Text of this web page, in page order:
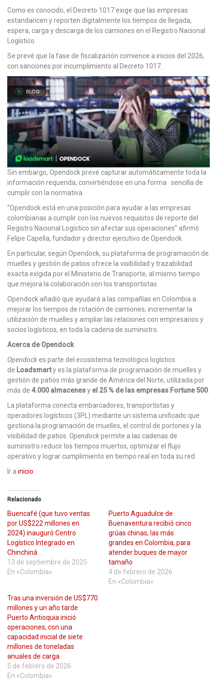
Como es conocido, el Decreto 1017 exige que las empresas
estandaricen y reporten digitalmente los tiempos de llegada,
espera, carga y descarga de los camiones en el Registro Nacional
Logístico.
Se prevé que la fase de fiscalización comience a inicios del 2026,
con sanciones por incumplimiento al Decreto 1017.
Sin embargo, Opendock prevé capturar automáticamente toda la
información requerida, convirtiéndose en una forma sencilla de
cumplir con la normativa.
“Opendock está en una posición para ayudar a las empresas
colombianas a cumplir con los nuevos requisitos de reporte del
Registro Nacional Logístico sin afectar sus operaciones” afirmó
Felipe Capella, fundador y director ejecutivo de Opendock.
En particular, según Opendock, su plataforma de programación de
muelles y gestión de patios ofrece la visibilidad y trazabilidad
exacta exigida por el Ministerio de Transporte, al mismo tiempo
que mejora la colaboración con los transportistas.
Opendock añadió que ayudará a las compañías en Colombia a
mejorar los tiempos de rotación de camiones, incrementar la
utilización de muelles y ampliar las relaciones con empresarios y
socios logísticos, en toda la cadena de suministro.
Acerca de Opendock
Opendockes parte del ecosistema tecnológico logístico
de Loadsmarty es la plataforma de programación de muelles y
gestión de patios más grande de América del Norte, utilizada por
más de 4.000 almacenesy el 25 % de las empresas Fortune 500.
La plataforma conecta embarcadores, transportistas y
operadores logísticos (3PL) mediante un sistema unificado que
gestiona la programación de muelles, el control de portones y la
visibilidad de patios. Opendockpermite a las cadenas de
suministro reducir los tiempos muertos, optimizar el flujo
operativo y lograr cumplimiento en tiempo real en toda su red.
Ir a inicio
Relacionado
Buencafé (que tuvo ventas
por US$222 millones en
2024) inauguró Centro
Logístico Integrado en
Chinchiná
13 de septiembre de 2025
En «Colombia»
Puerto Aguadulce de
Buenaventura recibió cinco
grúas chinas, las más
grandes en Colombia, para
atender buques de mayor
tamaño
4 de febrero de 2026
En «Colombia»
Tras una inversión de US$770
millones y un año tarde
Puerto Antioquia inició
operaciones, con una
capacidad inicial de siete
millones de toneladas
anuales de carga
5 de febrero de 2026
En «Colombia»